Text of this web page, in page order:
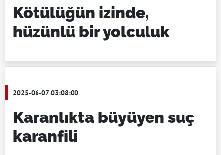
Kötülüğün izinde,
hüzünlü bir yolculuk
2025-06-07 03:08:00
Karanlıkta büyüyen suç
karanfili